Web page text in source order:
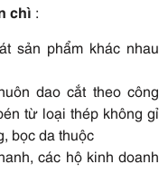
chì :
sản phẩm khác nhau
dao cắt theo công
từ loại thép không gỉ
bọc da thuộc
các hộ kinh doanh